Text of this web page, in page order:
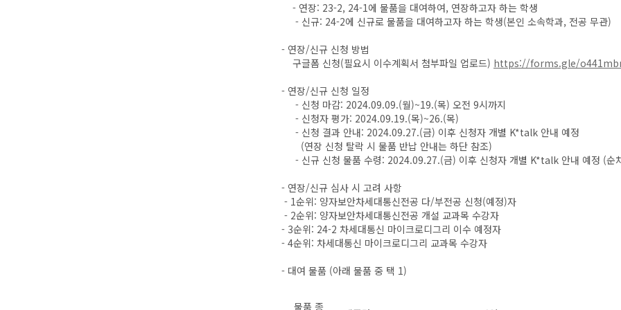
- 연장: 23-2, 24-1에 물품을 대여하여, 연장하고자 하는 학생
- 신규: 24-2에 신규로 물품을 대여하고자 하는 학생(본인 소속학과, 전공 무관)
- 연장/신규 신청 방법
구글폼 신청(필요시 이수계획서 첨부파일 업로드) https://forms.gle/
- 연장/신규 신청 일정
- 신청 마감: 2024.09.09.(월)~19.(목) 오전 9시까지
- 신청자 평가: 2024.09.19.(목)~26.(목)
- 신청 결과 안내: 2024.09.27.(금) 이후 신청자 개별 K*talk 안내 예정
(연장 신청 탈락 시 물품 반납 안내는 하단 참조)
- 신규 신청 물품 수령: 2024.09.27.(금) 이후 신청자 개별 K*talk 안내 예정 (순
- 연장/신규 심사 시 고려 사항
- 1순위: 양자보안차세대통신전공 다/부전공 신청(예정)자
- 2순위: 양자보안차세대통신전공 개설 교과목 수강자
- 3순위: 24-2 차세대통신 마이크로디그리 이수 예정자
- 4순위: 차세대통신 마이크로디그리 교과목 수강자
- 대여 물품 (아래 물품 중 택 1)
물품 종